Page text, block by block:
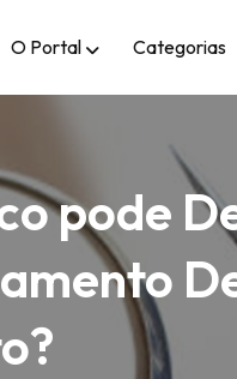
O Portal Categorias
pode